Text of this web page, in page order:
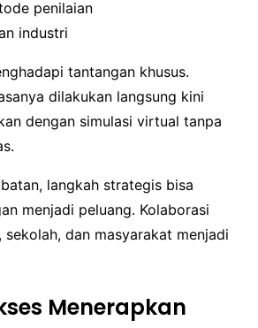
penilaian
industri
tantangan khusus.
dilakukan langsung kini
dengan simulasi virtual tanpa
langkah strategis bisa
menjadi peluang. Kolaborasi
dan masyarakat menjadi
Menerapkan